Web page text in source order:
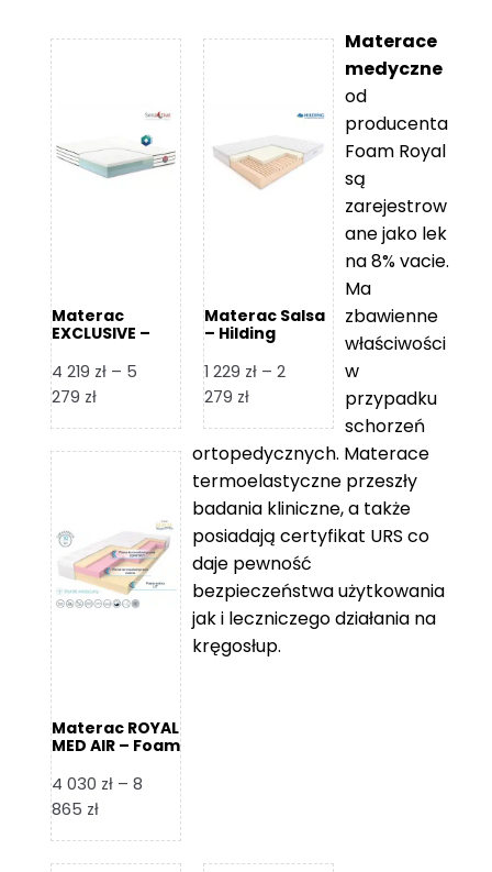
Materac
EXCLUSIVE –
4 219 zł – 5
279 złZakres
od
5
279 zł
Materac Salsa
– Hilding
1 229 zł – 2
279 złZakres
od
1
229 zł
2
279 zł
Materac ROYAL
MED AIR – Foam
4 030 zł – 8
865 złZakres
od
Materace
medyczne
od
producenta
Foam Royal
są
zarejestrow
ane jako lek
na 8% vacie.
Ma
zbawienne
właściwości
w
przypadku
schorzeń
ortopedycznych. Materace
termoelastyczne przeszły
badania kliniczne, a także
posiadają certyfikat URS co
daje pewność
bezpieczeństwa użytkowania
jak i leczniczego działania na
kręgosłup.